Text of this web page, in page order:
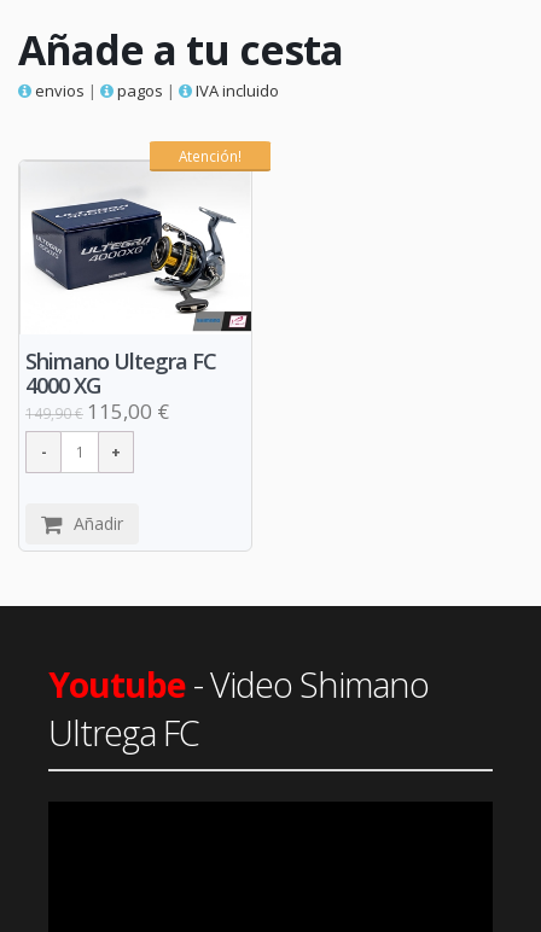
Añade a tu cesta
envios | pagos | IVA incluido
Atención!
Shimano Ultegra FC
4000 XG
149,90 € 115,00 €
Añadir
Youtube- Video Shimano
Ultrega FC